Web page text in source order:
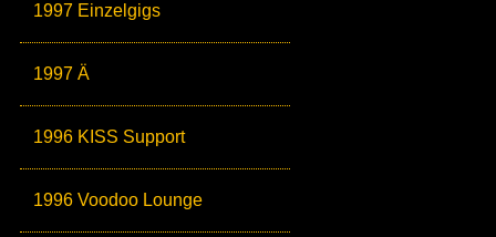
1997 Einzelgigs
1997 Ä
1996 KISS Support
1996 Voodoo Lounge